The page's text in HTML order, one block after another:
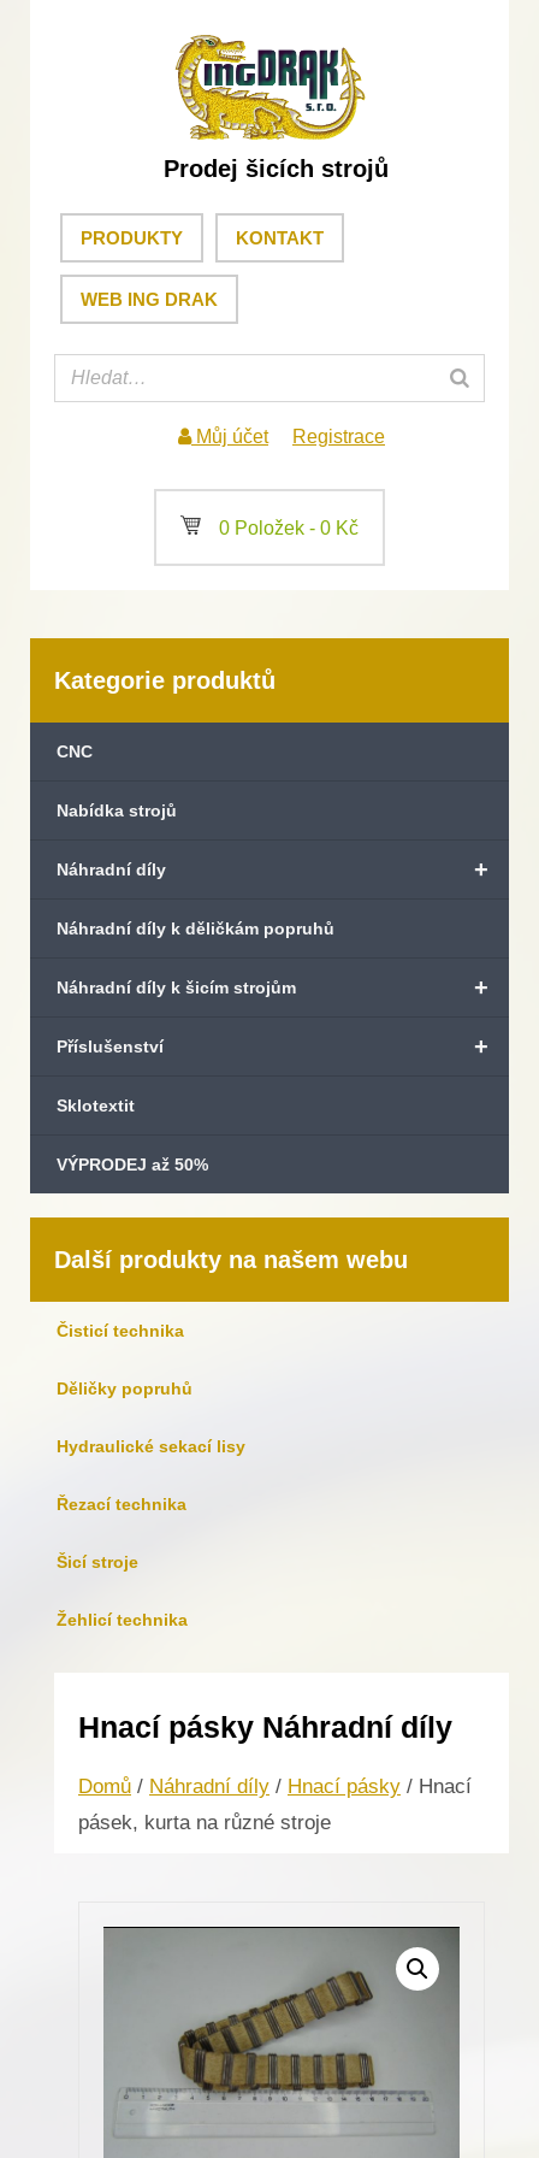
Prodej šicích strojů
PRODUKTY KONTAKT
WEB ING DRAK
Můj účet Registrace
a 0 Položek - 0 Kč
Kategorie produktů
CNC
Nabídka strojů
+
Náhradní díly
Náhradní díly k děličkám popruhů
+
Náhradní díly k šicím strojům
+
Příslušenství
Sklotextit
VÝPRODEJ až 50%
Další produkty na našem webu
Čisticí technika
Děličky popruhů
Hydraulické sekací lisy
Řezací technika
Šicí stroje
Žehlicí technika
Hnací pásky Náhradní díly
Domů / Náhradní díly / Hnací pásky / Hnací
pásek, kurta na různé stroje